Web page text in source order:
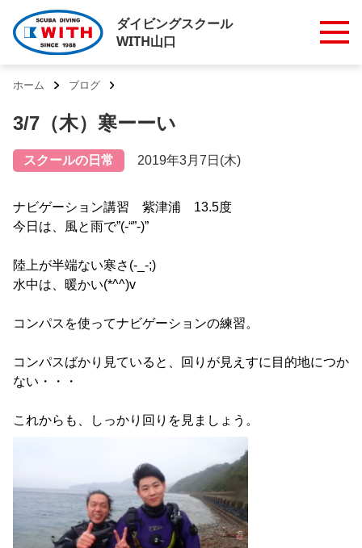
ダイビングスクール
WITH山口
ホーム ブログ
3/7（木）寒ーーい
スクールの日常 2019年3月7日(木)
ナビゲーション講習 紫津浦 13.5度
今日は、風と雨で”(-“”-)”
陸上が半端ない寒さ(-_-;)
水中は、暖かい(*^^)v
コンパスを使ってナビゲーションの練習。
コンパスばかり見ていると、回りが見えすに目的地につか
ない・・・
これからも、しっかり回りを見ましょう。